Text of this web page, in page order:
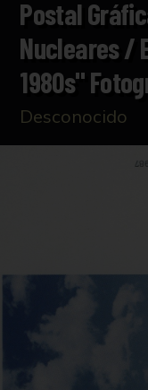
Postal
Nucleares /
1980s"
Desconocido